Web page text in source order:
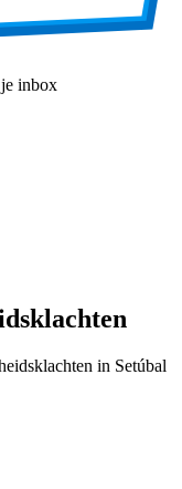
inbox
in Setúbal